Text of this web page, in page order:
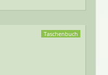
Taschenbuch